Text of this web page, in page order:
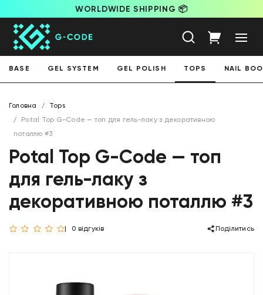
WORLDWIDE SHIPPING 📦
BASE GEL SYSTEM GEL POLISH TOPS NAIL
Головна
Tops
Potal Top G-Code — топ для гель-лаку з декоративною
поталлю #3
Potal Top G-Code — топ
для гель-лаку з
декоративною поталлю #3
0 відгуків Поділитись